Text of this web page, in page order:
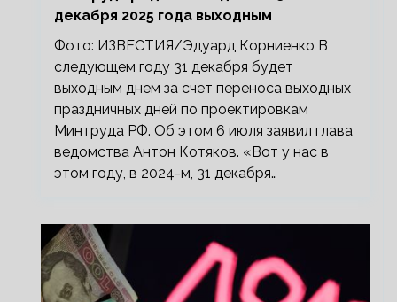
декабря 2025 года выходным
Фото: ИЗВЕСТИЯ/Эдуард Корниенко В
следующем году 31 декабря будет
выходным днем за счет переноса выходных
праздничных дней по проектировкам
Минтруда РФ. Об этом 6 июля заявил глава
ведомства Антон Котяков. «Вот у нас в
этом году, в 2024-м, 31 декабря…